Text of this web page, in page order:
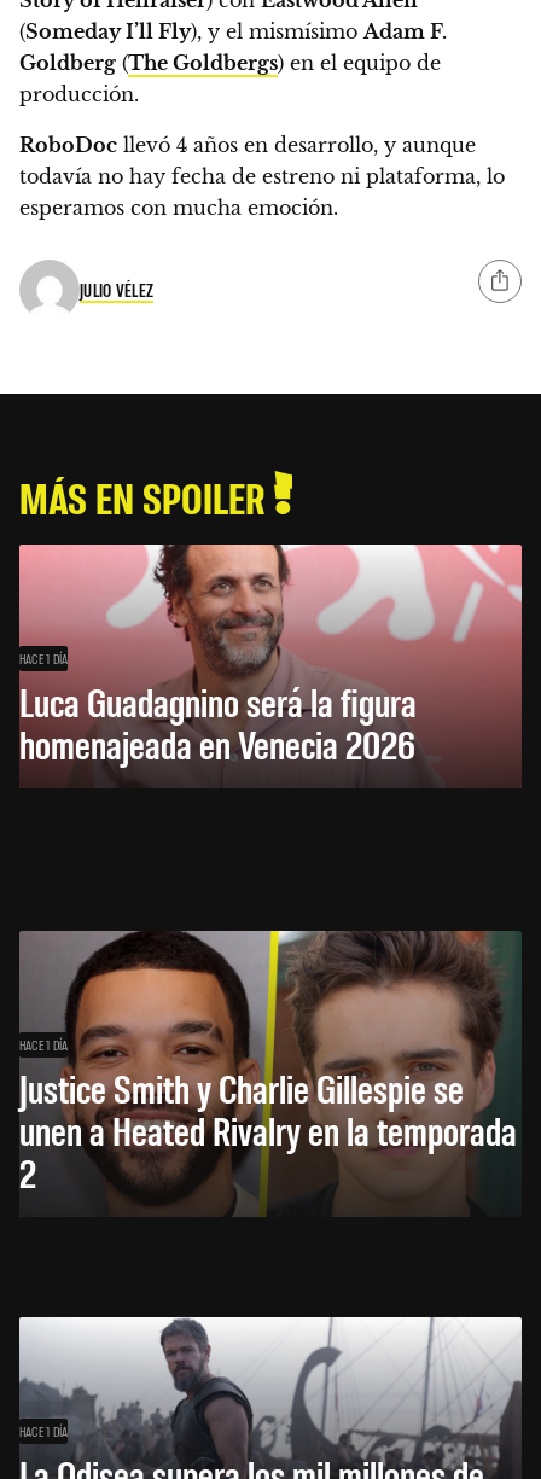
(Someday I’ll Fly), y el mismísimo Adam F.
Goldberg (The Goldbergs) en el equipo de
producción.
RoboDoc llevó 4 años en desarrollo, y aunque
todavía no hay fecha de estreno ni plataforma, lo
esperamos con mucha emoción.
JULIO VÉLEZ
MÁS EN SPOILER
HACE 1 DÍA
Luca Guadagnino será la figura
homenajeada en Venecia 2026
HACE 1 DÍA
Justice Smith y Charlie Gillespie se
unen a Heated Rivalry en la temporada
2
HACE 1 DÍA